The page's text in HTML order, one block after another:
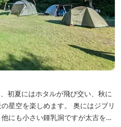
初夏にはホタルが飛び交い、秋に
しめます。 奥にはジブリ
にも小さい鍾乳洞ですが太古を想